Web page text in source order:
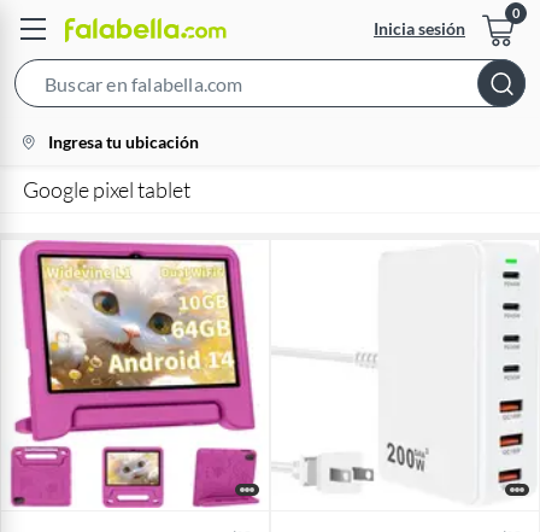
Inicia sesión
Bar
location-
icon
Ingresa tu ubicación
Google pixel tablet